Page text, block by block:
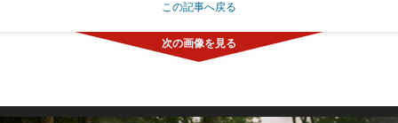
この記事へ戻る